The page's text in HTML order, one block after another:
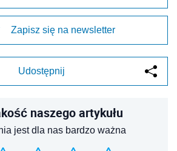
Zapisz się na newsletter
Udostępnij
naszego artykułu
jest dla nas bardzo ważna